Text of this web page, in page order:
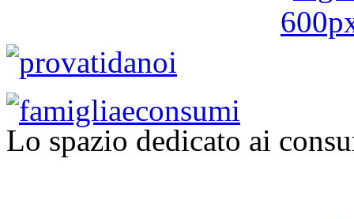
Lo spazio dedicato ai